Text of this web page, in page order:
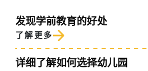
发现学前教育的好处
了解更多
详细了解如何选择幼儿园